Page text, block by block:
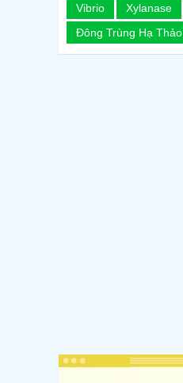
Vibrio
Xylanase
Đông Trùng Hạ Thảo